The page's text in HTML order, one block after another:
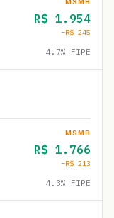
R$ 1.954
−R$ 245
4.7% FIPE
MSMB
R$ 1.766
−R$ 213
4.3% FIPE